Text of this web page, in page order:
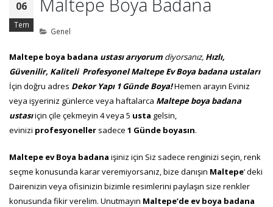
06
Tem
Genel
Maltepe boya badana ustası arıyorum diyorsanız, Hızlı,
Güvenilir, Kaliteli Profesyonel Maltepe Ev Boya badana ustaları
İçin doğru adres Dekor Yapı 1Günde Boya!Hemen arayın Eviniz
veya işyeriniz günlerce veya haftalarca Maltepe boya badana
ustasıiçin çile çekmeyin 4 veya 5 usta gelsin,
evinizi profesyoneller sadece 1 Günde boyasın.
Maltepe ev Boya badana işiniz için Siz sadece renginizi seçin, renk
seçme konusunda karar veremiyorsanız, bize danışın Maltepe‘ deki
Dairenizin veya ofisinizin bizimle resimlerini paylaşın size renkler
konusunda fikir verelim. Unutmayın Maltepe’de ev boya badana